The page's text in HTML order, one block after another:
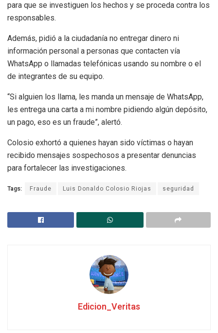
para que se investiguen los hechos y se proceda contra los
responsables.
Además, pidió a la ciudadanía no entregar dinero ni
información personal a personas que contacten vía
WhatsApp o llamadas telefónicas usando su nombre o el
de integrantes de su equipo.
“Si alguien los llama, les manda un mensaje de WhatsApp,
les entrega una carta a mi nombre pidiendo algún depósito,
un pago, eso es un fraude”, alertó.
Colosio exhortó a quienes hayan sido víctimas o hayan
recibido mensajes sospechosos a presentar denuncias
para fortalecer las investigaciones.
Tags: Fraude Luis Donaldo Colosio Riojas seguridad
Edicion_Veritas